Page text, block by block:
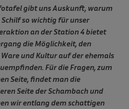
gibt uns Auskunft, warum
so wichtig für unser
an der Station 4 bietet
die Möglichkeit, den
und Kultur auf der ehemals
Für die Fragen, zum
Seite, findet man die
Seite der Schambach und
wir entlang dem schattigen